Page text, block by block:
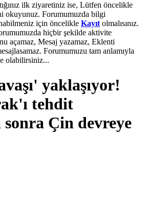
ilk ziyaretiniz ise, Lütfen öncelikle
okuyunuz. Forumumuzda bilgi
için öncelikle Kayıt olmalısınız.
hiçbir şekilde aktivite
açamaz, Mesaj yazamaz, Eklenti
Forumumuzu tam anlamıyla
olabilirsiniz...
yaklaşıyor!
tehdit
sonra Çin devreye